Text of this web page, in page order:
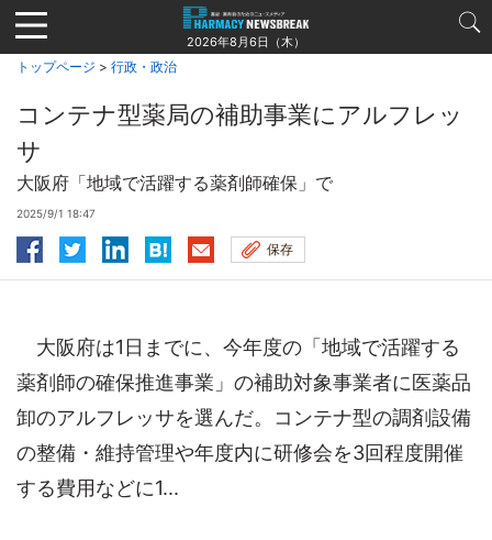
Jump
to
navigation
2026年8月6日（木）
トップページ > 行政・政治
コンテナ型薬局の補助事業にアルフレッ
サ
大阪府「地域で活躍する薬剤師確保」で
2025/9/1 18:47
保存
大阪府は1日までに、今年度の「地域で活躍する
薬剤師の確保推進事業」の補助対象事業者に医薬品
卸のアルフレッサを選んだ。コンテナ型の調剤設備
の整備・維持管理や年度内に研修会を3回程度開催
する費用などに1...